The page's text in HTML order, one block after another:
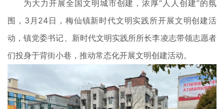
为大力开展全国文明城市创建，浓厚“人人创建”的氛
围，3月24日，梅仙镇新时代文明实践所开展文明创建活
动，镇党委书记、新时代文明实践所所长李凌志带领志愿者
们投身于背街小巷，推动常态化开展文明创建活动。